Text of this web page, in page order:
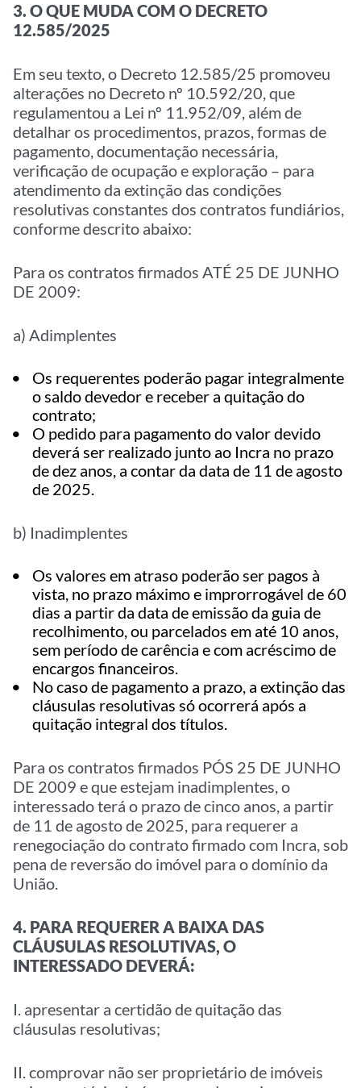
3. O QUE MUDA COM O DECRETO
12.585/2025
Em seu texto, o Decreto 12.585/25 promoveu
alterações no Decreto nº 10.592/20, que
regulamentou a Lei nº 11.952/09, além de
detalhar os procedimentos, prazos, formas de
pagamento, documentação necessária,
verificação de ocupação e exploração – para
atendimento da extinção das condições
resolutivas constantes dos contratos fundiários,
conforme descrito abaixo:
Para os contratos firmados ATÉ 25 DE JUNHO
DE 2009:
a) Adimplentes
Os requerentes poderão pagar integralmente
o saldo devedor e receber a quitação do
contrato;
O pedido para pagamento do valor devido
deverá ser realizado junto ao Incra no prazo
de dez anos, a contar da data de 11 de agosto
de 2025.
b) Inadimplentes
Os valores em atraso poderão ser pagos à
vista, no prazo máximo e improrrogável de 60
dias a partir da data de emissão da guia de
recolhimento, ou parcelados em até 10 anos,
sem período de carência e com acréscimo de
encargos financeiros.
No caso de pagamento a prazo, a extinção das
cláusulas resolutivas só ocorrerá após a
quitação integral dos títulos.
Para os contratos firmados PÓS 25 DE JUNHO
DE 2009 e que estejam inadimplentes, o
interessado terá o prazo de cinco anos, a partir
de 11 de agosto de 2025, para requerer a
renegociação do contrato firmado com Incra, sob
pena de reversão do imóvel para o domínio da
União.
4. PARA REQUERER A BAIXA DAS
CLÁUSULAS RESOLUTIVAS, O
INTERESSADO DEVERÁ:
I. apresentar a certidão de quitação das
cláusulas resolutivas;
II. comprovar não ser proprietário de imóveis